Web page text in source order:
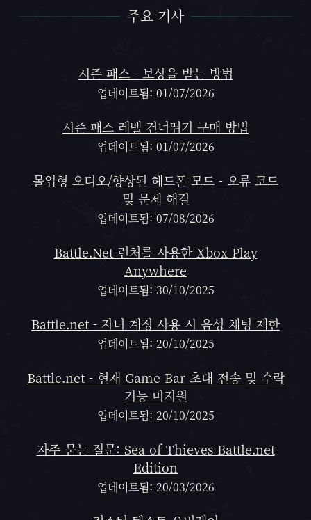
주요 기사
시즌 패스 - 보상을 받는 방법
업데이트됨: 01/07/2026
시즌 패스 레벨 건너뛰기 구매 방법
업데이트됨: 01/07/2026
몰입형 오디오/향상된 헤드폰 모드 - 오류 코드
및 문제 해결
업데이트됨: 07/08/2026
Battle.Net 런처를 사용한 Xbox Play
Anywhere
업데이트됨: 30/10/2025
Battle.net - 자녀 계정 사용 시 음성 채팅 제한
업데이트됨: 20/10/2025
Battle.net - 현재 Game Bar 초대 전송 및 수락
기능 미지원
업데이트됨: 20/10/2025
자주 묻는 질문: Sea of Thieves Battle.net
Edition
업데이트됨: 20/03/2026